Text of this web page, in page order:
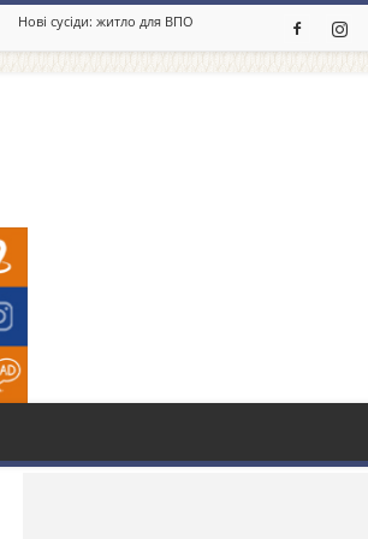
Нові сусіди: житло для ВПО